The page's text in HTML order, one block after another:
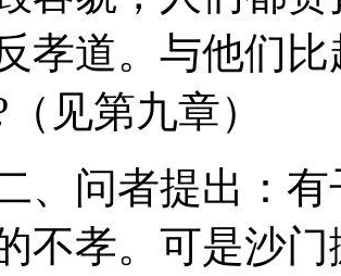
孝道。与他们
见第九章）
问者提出：有
不孝。可是沙